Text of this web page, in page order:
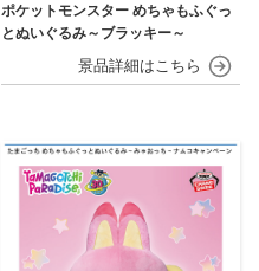
ポケットモンスター めちゃもふぐっ
とぬいぐるみ～ブラッキー～